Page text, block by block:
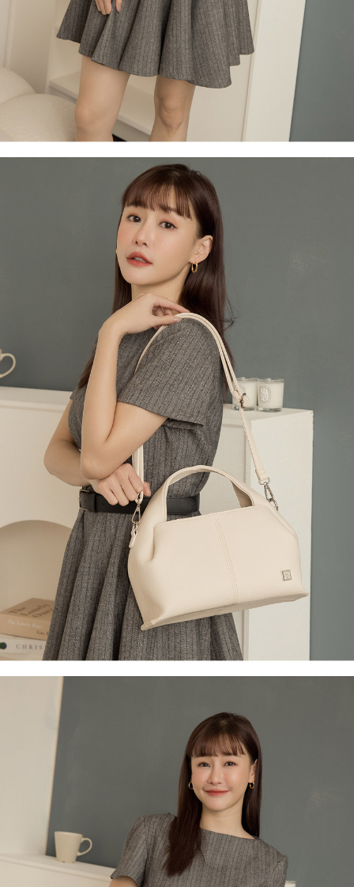
２．關於個人資料處理事宜，請瀏覽以下網址：
https://aftee.tw/terms/#terms3
３．未成年的使用者請事先徵得法定代理人或監護人之同意方可使用
「AFTEE先享後付」，若未經同意申辦者引起之損失，本公司不負相關責
４．使用「AFTEE先享後付」時，將依據個別帳號之用戶狀況，依本公司即
時審查核予不同之上限額度；若仍有額度不足之情形，本公司將視審查結果
請求用戶進行身份認證。
５．嚴禁一人註冊多個帳號或使用他人資訊註冊。若發現惡意使用之情形，
恩沛科技股份有限公司將有權停止該用戶之使用額度並採取法律行動。
每筆NT$60，滿NT$2,000(含以上)免運費
每筆NT$60，滿NT$2,000(含以上)免運費
宅配_離島